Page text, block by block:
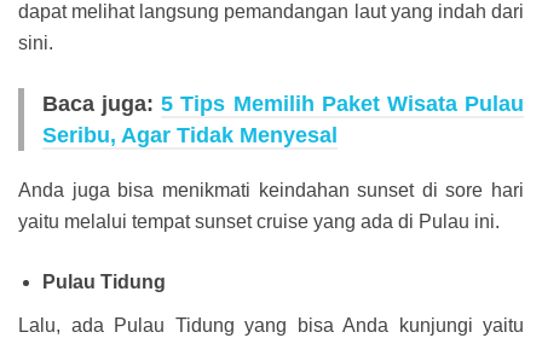
dapat melihat langsung pemandangan laut yang indah dari
sini.
Baca juga:5 Tips Memilih Paket Wisata Pulau
Seribu, Agar Tidak Menyesal
Anda juga bisa menikmati keindahan sunset di sore hari
yaitu melalui tempat sunset cruise yang ada di Pulau ini.
Pulau Tidung
Lalu, ada Pulau Tidung yang bisa Anda kunjungi yaitu